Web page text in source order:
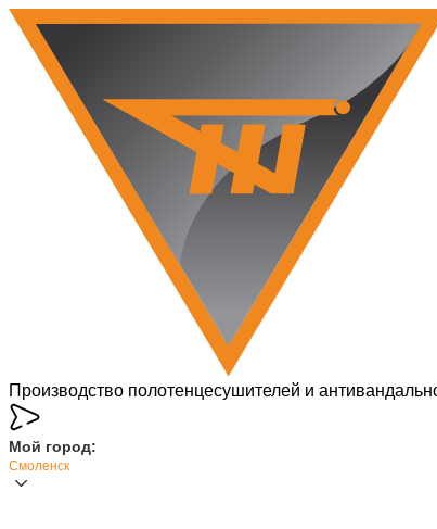
Производство полотенцесушителей и
Мой город:
Смоленск